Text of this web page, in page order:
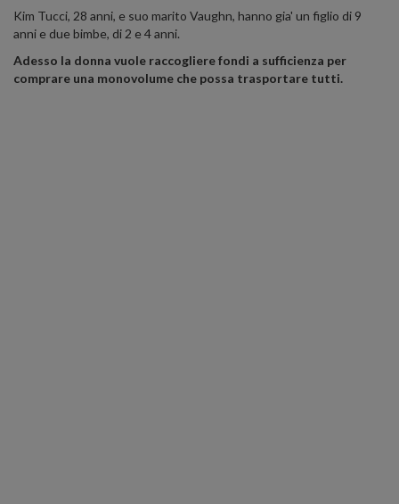
Kim Tucci, 28 anni, e suo marito Vaughn, hanno gia' un figlio di 9
anni e due bimbe, di 2 e 4 anni.
Adesso la donna vuole raccogliere fondi a sufficienza per
comprare una monovolume che possa trasportare tutti.